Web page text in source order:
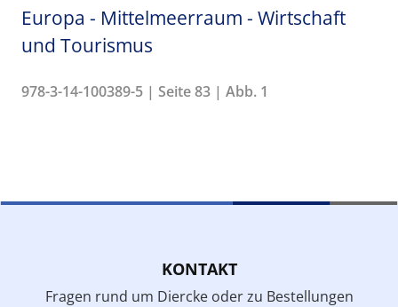
Europa - Mittelmeerraum - Wirtschaft
und Tourismus
978-3-14-100389-5 | Seite 83 | Abb. 1
KONTAKT
Fragen rund um Diercke oder zu Bestellungen